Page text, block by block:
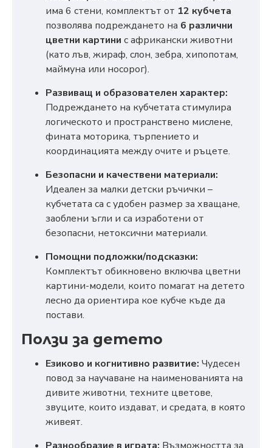
има 6 стени, комплектът от 12 кубчета
позволява подреждането на 6 различни
цветни картини с африкански животни
(като лъв, жираф, слон, зебра, хипопотам,
маймуна или носорог).
Развиващ и образователен характер:
Подреждането на кубчетата стимулира
логическото и пространствено мислене,
фината моторика, търпението и
координацията между очите и ръцете.
Безопасни и качествени материали:
Идеален за малки детски ръчички –
кубчетата са с удобен размер за хващане,
заоблени ъгли и са изработени от
безопасни, нетоксични материали.
Помощни подложки/подсказки:
Комплектът обикновено включва цветни
картини-модели, които помагат на детето
лесно да ориентира кое кубче къде да
постави.
Ползи за детето
Езиково и когнитивно развитие: Чудесен
повод за научаване на наименованията на
дивите животни, техните цветове,
звуците, които издават, и средата, в която
живеят.